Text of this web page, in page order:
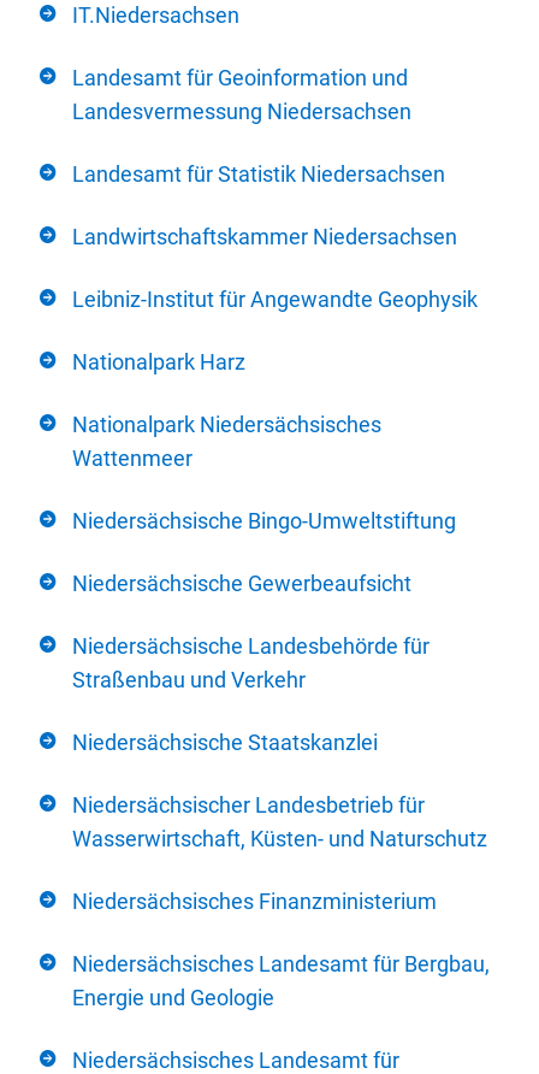
IT.Niedersachsen
Landesamt für Geoinformation und
Landesvermessung Niedersachsen
Landesamt für Statistik Niedersachsen
Landwirtschaftskammer Niedersachsen
Leibniz-Institut für Angewandte Geophysik
Nationalpark Harz
Nationalpark Niedersächsisches
Wattenmeer
Niedersächsische Bingo-Umweltstiftung
Niedersächsische Gewerbeaufsicht
Niedersächsische Landesbehörde für
Straßenbau und Verkehr
Niedersächsische Staatskanzlei
Niedersächsischer Landesbetrieb für
Wasserwirtschaft, Küsten- und Naturschutz
Niedersächsisches Finanzministerium
Niedersächsisches Landesamt für Bergbau,
Energie und Geologie
Niedersächsisches Landesamt für